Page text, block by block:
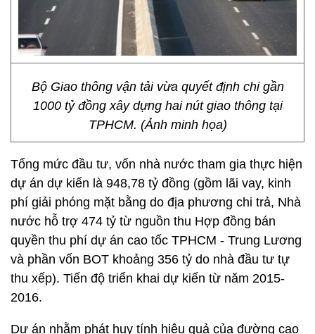
Bộ Giao thông vận tải vừa quyết định chi gần
1000 tỷ đồng xây dựng hai nút giao thông tại
TPHCM. (Ảnh minh họa)
Tổng mức đầu tư, vốn nhà nước tham gia thực hiện
dự án dự kiến là 948,78 tỷ đồng (gồm lãi vay, kinh
phí giải phóng mặt bằng do địa phương chi trả, Nhà
nước hỗ trợ 474 tỷ từ nguồn thu Hợp đồng bán
quyền thu phí dự án cao tốc TPHCM - Trung Lương
và phần vốn BOT khoảng 356 tỷ do nhà đầu tư tự
thu xếp). Tiến độ triển khai dự kiến từ năm 2015-
2016.
Dự án nhằm phát huy tính hiệu quả của đường cao